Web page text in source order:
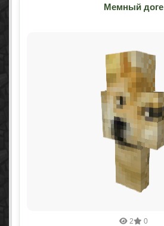
Мемный доге
2 0